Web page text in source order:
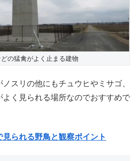
どの猛禽がよく止まる建物
スリの他にもチュウヒやミサゴ、
く見られる場所なのでおすすめで
見られる野鳥と観察ポイント